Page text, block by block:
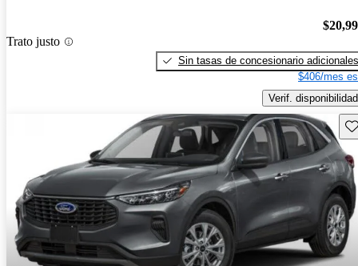
Trato justo
Sin tasas de concesionario adicionales
$406/mes
Verif. disponibilidad